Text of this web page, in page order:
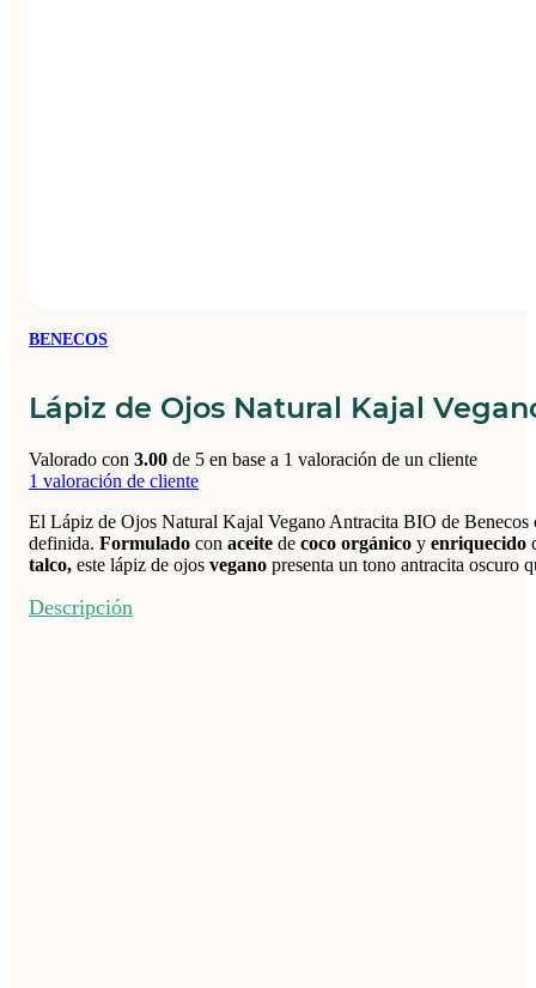
BENECOS
Lápiz de Ojos Natural Kajal
Valorado con 3.00 de 5 en base a 1 valoración de un cliente
1 valoración de cliente
El Lápiz de Ojos Natural Kajal Vegano Antracita BIO de
definida. Formulado con aceite de coco orgánico y enriquecido
talco, este lápiz de ojos vegano presenta un tono antracita oscuro
Descripción